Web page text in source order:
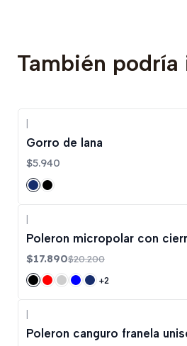
También
Gorro de lana
$5.940
|
Poleron micropolar con
$17.890$20.200
+2
Poleron canguro franela